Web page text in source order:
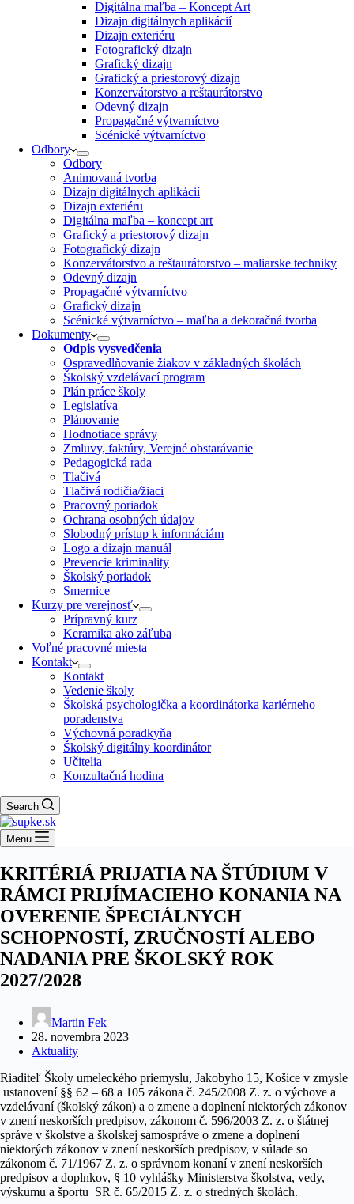
Digitálna maľba – Koncept Art
Dizajn digitálnych aplikácií
Dizajn exteriéru
Fotografický dizajn
Grafický dizajn
Grafický a priestorový dizajn
Konzervátorstvo a reštaurátorstvo
Odevný dizajn
Propagačné výtvarníctvo
Scénické výtvarníctvo
Odbory
Odbory
Animovaná tvorba
Dizajn digitálnych aplikácií
Dizajn exteriéru
Digitálna maľba – koncept art
Grafický a priestorový dizajn
Fotografický dizajn
Konzervátorstvo a reštaurátorstvo – maliarske techniky
Odevný dizajn
Propagačné výtvarníctvo
Grafický dizajn
Scénické výtvarníctvo – maľba a dekoračná tvorba
Dokumenty
Odpis vysvedčenia
Ospravedlňovanie žiakov v základných školách
Školský vzdelávací program
Plán práce školy
Legislatíva
Plánovanie
Hodnotiace správy
Zmluvy, faktúry, Verejné obstarávanie
Pedagogická rada
Tlačivá
Tlačivá rodičia/žiaci
Pracovný poriadok
Ochrana osobných údajov
Slobodný prístup k informáciám
Logo a dizajn manuál
Prevencie kriminality
Školský poriadok
Smernice
Kurzy pre verejnosť
Prípravný kurz
Keramika ako záľuba
Voľné pracovné miesta
Kontakt
Kontakt
Vedenie školy
Školská psychologička a koordinátorka kariérneho
poradenstva
Výchovná poradkyňa
Školský digitálny koordinátor
Učitelia
Konzultačná hodina
Search
Menu
KRITÉRIÁ PRIJATIA NA ŠTÚDIUM V
RÁMCI PRIJÍMACIEHO KONANIA NA
OVERENIE ŠPECIÁLNYCH
SCHOPNOSTÍ, ZRUČNOSTÍ ALEBO
NADANIA PRE ŠKOLSKÝ ROK
2027/2028
Martin Fek
28. novembra 2023
Aktuality
Riaditeľ Školy umeleckého priemyslu, Jakobyho 15, Košice v zmysle
ustanovení §§ 62 – 68 a 105 zákona č. 245/2008 Z. z. o výchove a
vzdelávaní (školský zákon) a o zmene a doplnení niektorých zákonov
v znení neskorších predpisov, zákonom č. 596/2003 Z. z. o štátnej
správe v školstve a školskej samospráve o zmene a doplnení
niektorých zákonov v znení neskorších predpisov, v súlade so
zákonom č. 71/1967 Z. z. o správnom konaní v znení neskorších
predpisov a doplnkov, § 10 vyhlášky Ministerstva školstva, vedy,
výskumu a športu SR č. 65/2015 Z. z. o stredných školách.